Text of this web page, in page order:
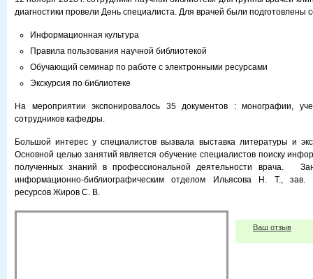
диагностики провели День специалиста. Для врачей были подготовлены
Информационная культура
Правила пользования научной библиотекой
Обучающий семинар по работе с электронными ресурсами
Экскурсия по библиотеке
На мероприятии экспонировалось 35 документов : монографии,
сотрудников кафедры.
Большой интерес у специалистов вызвала выставка литературы и
Основной целью занятий является обучение специалистов поиску
полученных знаний в профессиональной деятельности врача.
информационно-библиографическим отделом Ильясова Н. Т., зав.
ресурсов Жиров С. В.
Ваш отзыв